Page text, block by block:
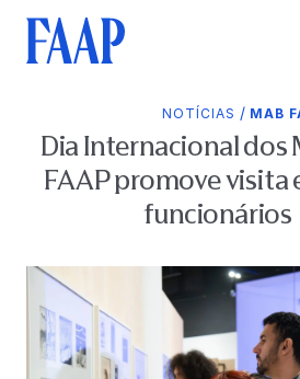
NOTÍCIAS / MAB
Dia Internacional dos
FAAP promove visita
funcionários